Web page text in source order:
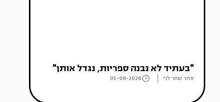
"בעתיד לא נבנה ספריות, נגדל אותן"
זוהר שחר לוי 05-08-2026